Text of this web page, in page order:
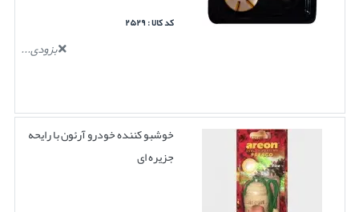
کد کالا : ۲۵۲۹
بزودی...
خوشبو کننده خودرو آرئون با رایحه
جزیره ای